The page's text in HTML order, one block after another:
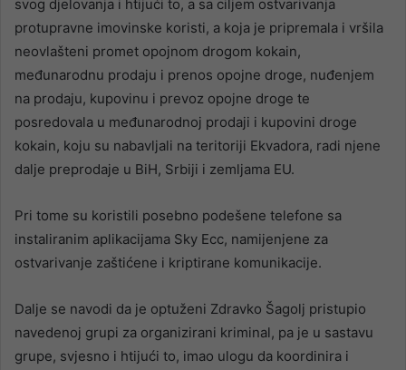
svog djelovanja i htijući to, a sa ciljem ostvarivanja
protupravne imovinske koristi, a koja je pripremala i vršila
neovlašteni promet opojnom drogom kokain,
međunarodnu prodaju i prenos opojne droge, nuđenjem
na prodaju, kupovinu i prevoz opojne droge te
posredovala u međunarodnoj prodaji i kupovini droge
kokain, koju su nabavljali na teritoriji Ekvadora, radi njene
dalje preprodaje u BiH, Srbiji i zemljama EU.
Pri tome su koristili posebno podešene telefone sa
instaliranim aplikacijama Sky Ecc, namijenjene za
ostvarivanje zaštićene i kriptirane komunikacije.
Dalje se navodi da je optuženi Zdravko Šagolj pristupio
navedenoj grupi za organizirani kriminal, pa je u sastavu
grupe, svjesno i htijući to, imao ulogu da koordinira i